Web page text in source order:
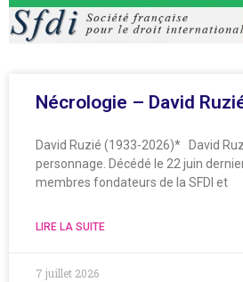
Nécrologie – David
David Ruzié (1933-2026)* David
personnage. Décédé le 22 juin
membres fondateurs de la SFDI et
LIRE LA SUITE
7 juillet 2026